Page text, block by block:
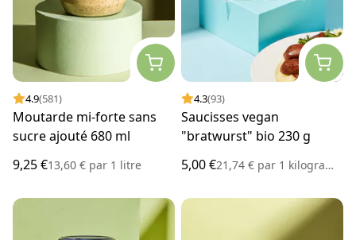
4.9(581)
Moutarde mi-forte sans
sucre ajouté 680 ml
9,25 €13,60 € par 1 litre
4.3(93)
Saucisses vegan
"bratwurst" bio 230 g
5,00 €21,74 € par 1 kilogramme